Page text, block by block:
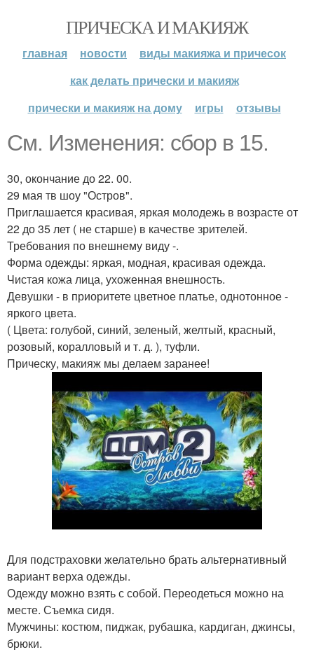
ПРИЧЕСКА И МАКИЯЖ
главная новости
виды макияжа и причесок
как делать прически и макияж
прически и макияж на дому
игры отзывы
См. Изменения: сбор в 15.
30, окончание до 22. 00.
29 мая тв шоу "Остров".
Приглашается красивая, яркая молодежь в возрасте от
22 до 35 лет ( не старше) в качестве зрителей.
Требования по внешнему виду -.
Форма одежды: яркая, модная, красивая одежда.
Чистая кожа лица, ухоженная внешность.
Девушки - в приоритете цветное платье, однотонное -
яркого цвета.
( Цвета: голубой, синий, зеленый, желтый, красный,
розовый, коралловый и т. д. ), туфли.
Прическу, макияж мы делаем заранее!
Для подстраховки желательно брать альтернативный
вариант верха одежды.
Одежду можно взять с собой. Переодеться можно на
месте. Съемка сидя.
Мужчины: костюм, пиджак, рубашка, кардиган, джинсы,
брюки.